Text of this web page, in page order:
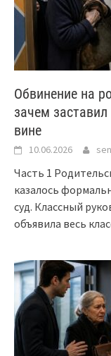
Обвинение на
зачем
вине
10.06.2026
Часть 1
казалось
суд. Классный
объявила весь